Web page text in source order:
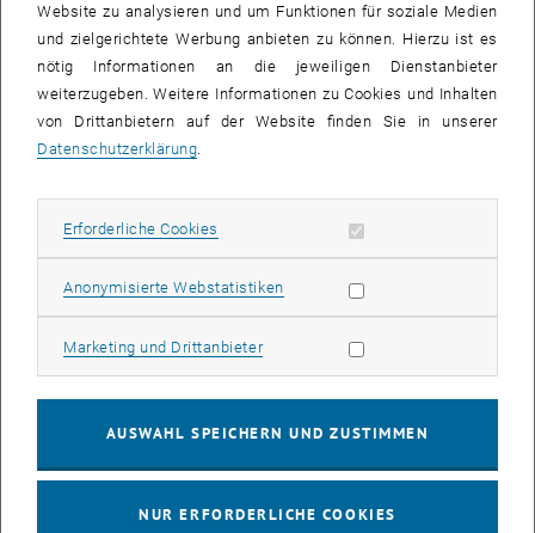
ERC Advanced Grants
Ausschreibungseröffnung: 10.07.2012
Einreichfrist: 22.11.2012
Zielgruppe: exzellente etablierte ForscherInnen mit bedeutenden
Forschungsleistungen in den letzten 10 Jahren
nach Europa kommen
Ausschreibungseröffnung: 10.10.2012
Einreichfrist: 10.01.2013
Zielgruppe: ForscherInnengruppen von zwei bis vier exzellenten
ForscherInnen und deren Forschungsteams
Fördersumme: max. 15.000.000 € für max. 6 Jahre
ERC Consolidator Grants
Ausschreibungseröffnung: 07.11.2012
Website zu analysieren und um Funktionen für soziale Medien
und zielgerichtete Werbung anbieten zu können. Hierzu ist es
nötig Informationen an die jeweiligen Dienstanbieter
weiterzugeben. Weitere Informationen zu Cookies und Inhalten
von Drittanbietern auf der Website finden Sie in unserer
Datenschutzerklärung.
Erforderliche Cookies Erforderliche Cookies zulassen
Anonymisierte WebstatistikenStatistik Cookies zulassen
Marketing und DrittanbieterMarketing Cookies zulassen
AUSWAHL SPEICHERN UND ZUSTIMMEN
NUR ERFORDERLICHE COOKIES